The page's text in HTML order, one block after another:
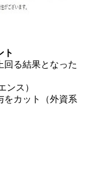
ト
回る結果となった
ンス）
をカット（外資系